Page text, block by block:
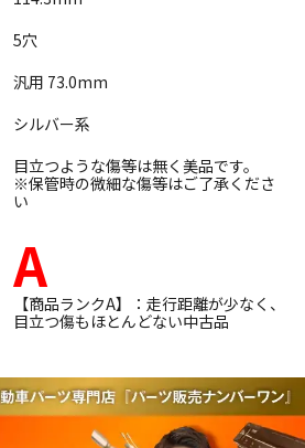
5穴
汎用 73.0mm
シルバー系
目立つような傷等は無く美品です。
※保管時の微細な傷等はご了承くださ
い
A
【商品ランクA】：走行距離が少なく、
目立つ傷もほとんどない中古品